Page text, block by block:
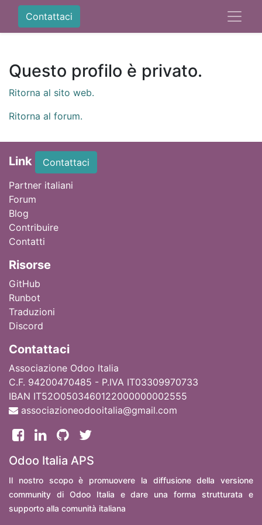
Contattaci
Questo profilo è privato.
Ritorna al sito web.
Ritorna al forum.
Link
Contattaci
Partner italiani
Forum
Blog
Contribuire
Contatti
Risorse
GitHub
Runbot
Traduzioni
Discord
Contattaci
Associazione Odoo Italia
C.F. 94200470485 - P.IVA IT03309970733
IBAN IT52O0503460122000000002555
associazioneodooitalia@gmail.com
Odoo Italia APS
Il nostro scopo è promuovere la diffusione della versione
community di Odoo Italia e dare una forma strutturata e
supporto alla comunità italiana